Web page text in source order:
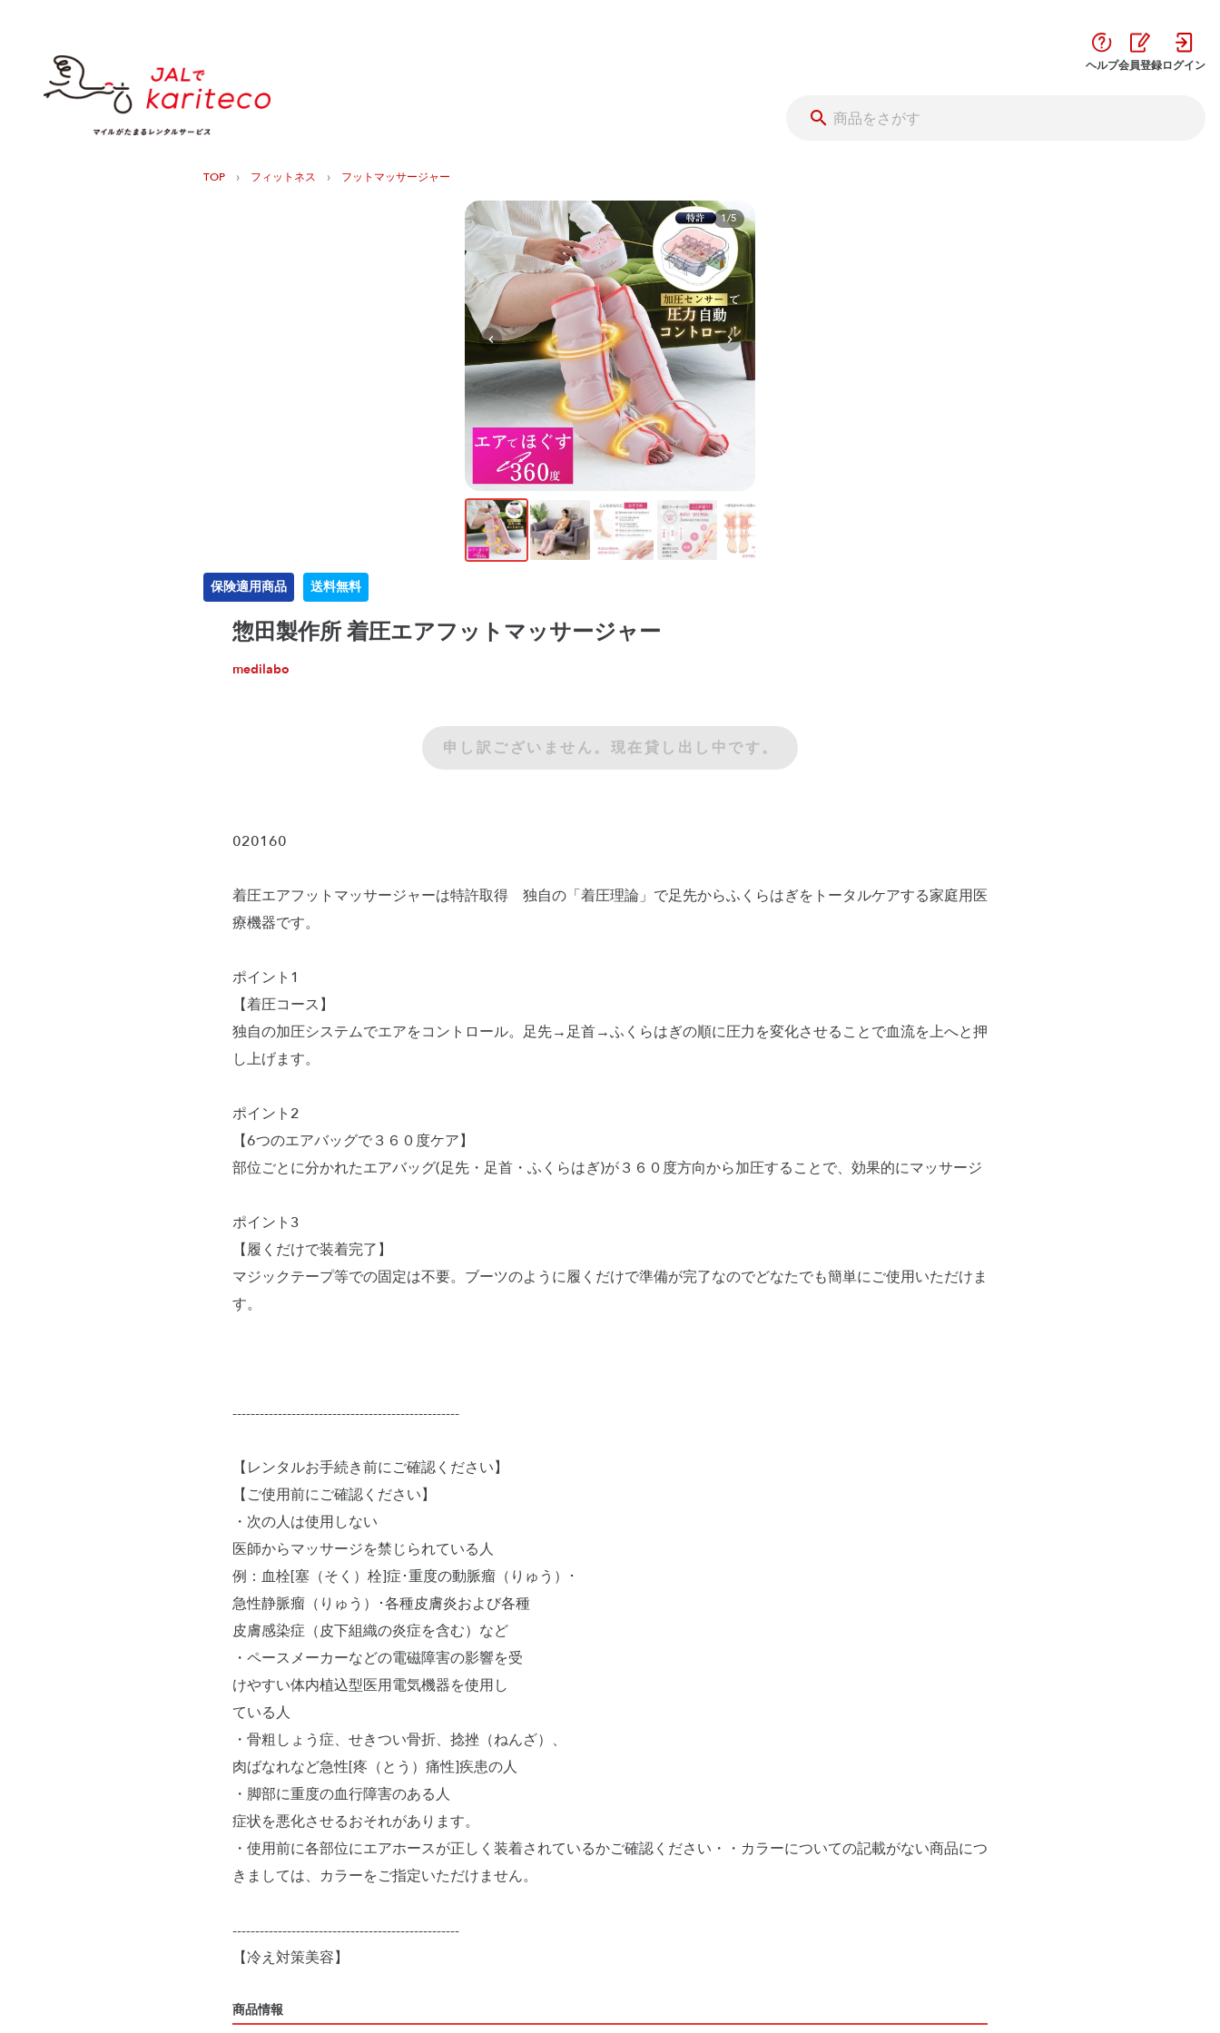
ヘルプ会員登録ログイン
TOP › フィットネス › フットマッサージャー
1/5
保険適用商品 送料無料
惣田製作所 着圧エアフットマッサージャー
medilabo
申し訳ございません。現在貸し出し中です。
020160
着圧エアフットマッサージャーは特許取得 独自の「着圧理論」で足先からふくらはぎをトータルケアする家庭用医
療機器です。
ポイント1
【着圧コース】
独自の加圧システムでエアをコントロール。足先→足首→ふくらはぎの順に圧力を変化させることで血流を上へと押
し上げます。
ポイント2
【6つのエアバッグで３６０度ケア】
部位ごとに分かれたエアバッグ(足先・足首・ふくらはぎ)が３６０度方向から加圧することで、効果的にマッサージ
ポイント3
【履くだけで装着完了】
マジックテープ等での固定は不要。ブーツのように履くだけで準備が完了なのでどなたでも簡単にご使用いただけま
す。
--------------------------------------------------
【レンタルお手続き前にご確認ください】
【ご使用前にご確認ください】
・次の人は使用しない
医師からマッサージを禁じられている人
例：血栓[塞（そく）栓]症･重度の動脈瘤（りゅう）･
急性静脈瘤（りゅう）･各種皮膚炎および各種
皮膚感染症（皮下組織の炎症を含む）など
・ペースメーカーなどの電磁障害の影響を受
けやすい体内植込型医用電気機器を使用し
ている人
・骨粗しょう症、せきつい骨折、捻挫（ねんざ）、
肉ばなれなど急性[疼（とう）痛性]疾患の人
・脚部に重度の血行障害のある人
症状を悪化させるおそれがあります。
・使用前に各部位にエアホースが正しく装着されているかご確認ください・・カラーについての記載がない商品につ
きましては、カラーをご指定いただけません。
--------------------------------------------------
商品情報